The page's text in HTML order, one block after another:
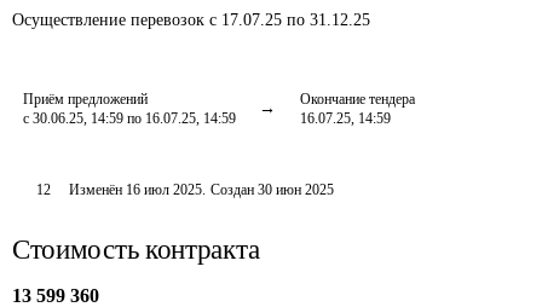
Осуществление перевозок с 17.07.25 по 31.12.25
Приём предложений
с 30.06.25, 14:59 по 16.07.25, 14:59
Окончание тендера
16.07.25, 14:59
12 Изменён 16 июл 2025. Создан 30 июн 2025
Стоимость контракта
13 599 360